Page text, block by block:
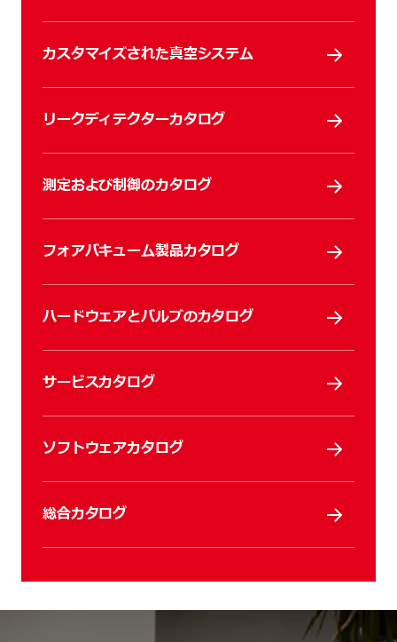
カスタマイズされた真空システム
リークディテクターカタログ
測定および制御のカタログ
フォアバキューム製品カタログ
ハードウェアとバルブのカタログ
サービスカタログ
ソフトウェアカタログ
総合カタログ